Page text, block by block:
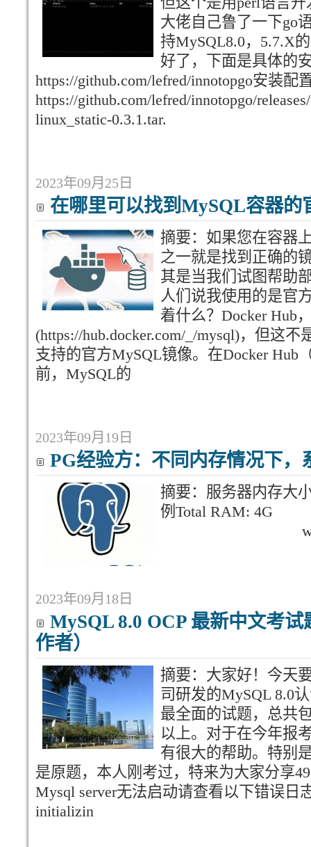
大佬自己鲁了一下go
持MySQL8.0，5.7.X
好了，下面是具体的
https://github.com/lefred/innotopgo安装配
https://github.com/lefred/innotopgo/
linux_static-0.3.1.tar.
2023年09月25日
在哪里可以找到MySQL容器的
摘要：如果您在容器
之一就是找到正确的
其是当我们试图帮助
人们说我使用的是官
着什么？Docker Hub
(https://hub.docker.com/_/mysql)，但这
支持的官方MySQL镜像。在Docker Hub
前，MySQL的
2023年09月19日
PG经验方：不同内存情况下，
摘要：服务器内
例Total RAM:
2023年09月18日
MySQL 8.0 OCP 最新中文考
作者）
摘要：大家好！今天
司研发的MySQL 8.0
最全面的试题，总共
以上。对于在今年报
有很大的帮助。特别
是原题，本人刚考过，特来为大家分享
Mysql server无法启动请查看以下错误日
initializin